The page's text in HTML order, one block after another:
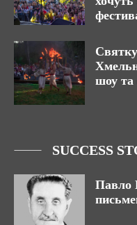
шоу та
SUCCESS
Павло